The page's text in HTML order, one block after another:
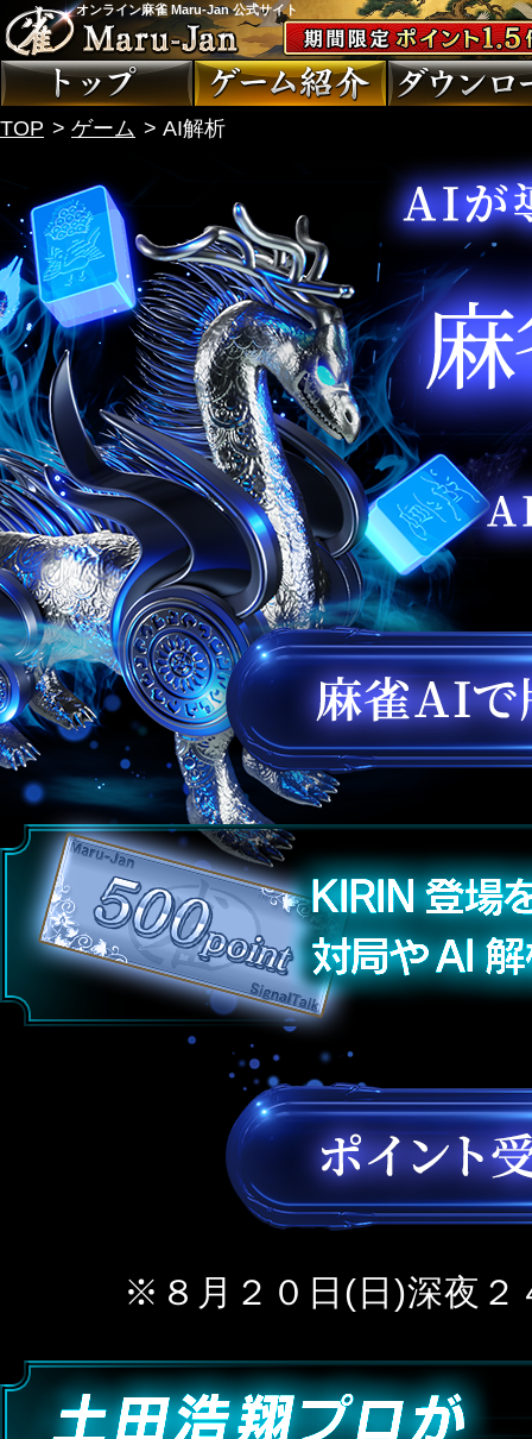
オンライン麻雀 Maru-Jan 公式サイト
TOP ゲーム AI解析
※８月２０日(日)深夜２